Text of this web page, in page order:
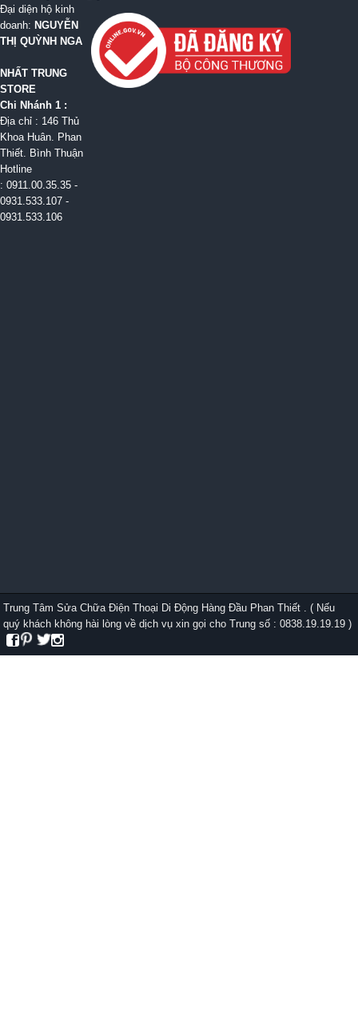
Đại diện hộ kinh
doanh:NGUYỄN
THỊ QUỲNH NGA
NHẤT TRUNG
STORE
Chi Nhánh 1 :
Địa chỉ : 146 Thủ
Khoa Huân. Phan
Thiết. Bình Thuận
Hotline
: 0911.00.35.35 -
0931.533.107 -
0931.533.106
Trung Tâm Sửa Chữa Điện Thoại Di Động Hàng Đầu Phan Thiết . ( Nếu
quý khách không hài lòng về dịch vụ xin gọi cho Trung số : 0838.19.19.19 )